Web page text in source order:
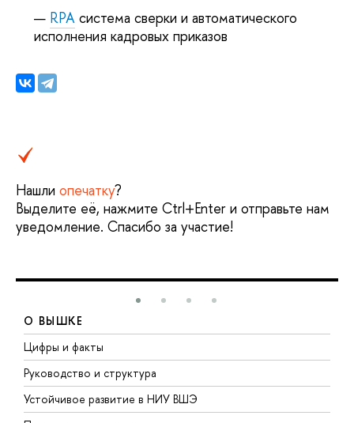
RPAсистема сверки и автоматического
исполнения кадровых приказов
Нашли опечатку?
Выделите её, нажмите Ctrl+Enter и отправьте нам
уведомление. Спасибо за участие!
О ВЫШКЕ
Цифры и факты
Руководство и структура
Устойчивое развитие в НИУ ВШЭ